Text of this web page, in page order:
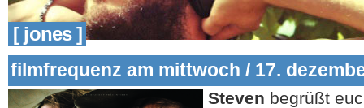
[ jones ]
filmfrequenz am mittwoch / 17.
Steven begrüßt